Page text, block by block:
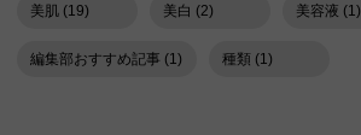
美肌 (19) 美白 (2) 美容液 (1)
編集部おすすめ記事 (1) 種類 (1)